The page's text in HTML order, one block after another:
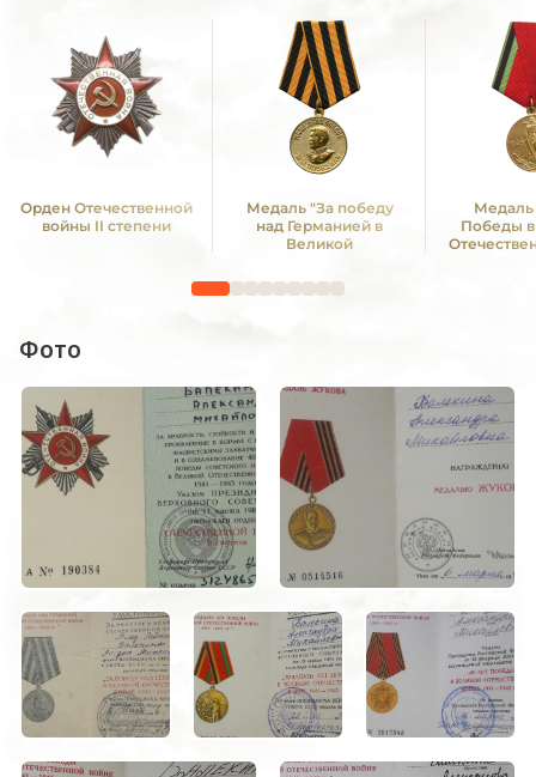
Орден Отечественной
войны II степени
Медаль "За победу
над Германией в
Великой
1941 -1945 гг."
Медаль
Победы
Фото